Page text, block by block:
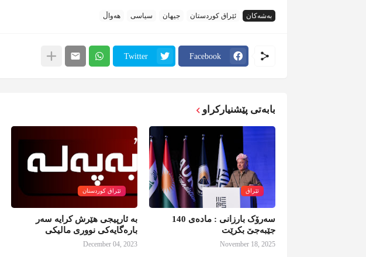
بەشەکان ئێراق کوردستان جیهان سیاسی هەواڵ
Facebook
Twitter
بابەتی پێشنیارکراو
ئێراق
سەرۆک بارزانی : مادەی 140
جێبەجێ بکرێت
November 18, 2025
ئێراق کوردستان
بە ئارپیجی هێرش كرایە سەر
بارەگایەكی نووری مالیكی
December 04, 2023